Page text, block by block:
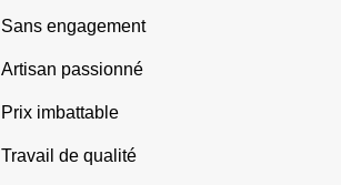
Sans engagement
Artisan passionné
Prix imbattable
Travail de qualité